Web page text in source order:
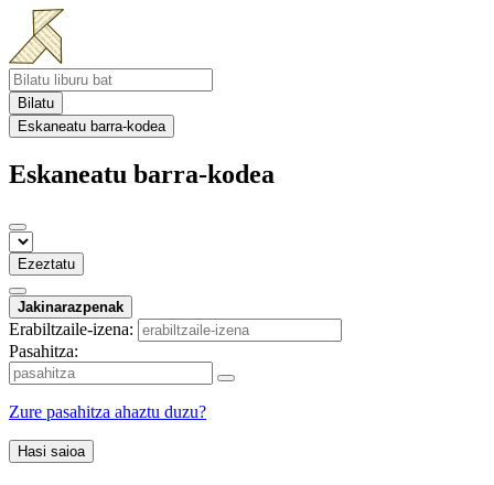
Bilatu
Eskaneatu barra-kodea
Eskaneatu barra-kodea
Ezeztatu
Jakinarazpenak
Erabiltzaile-izena:
Pasahitza:
Zure pasahitza ahaztu duzu?
Hasi saioa